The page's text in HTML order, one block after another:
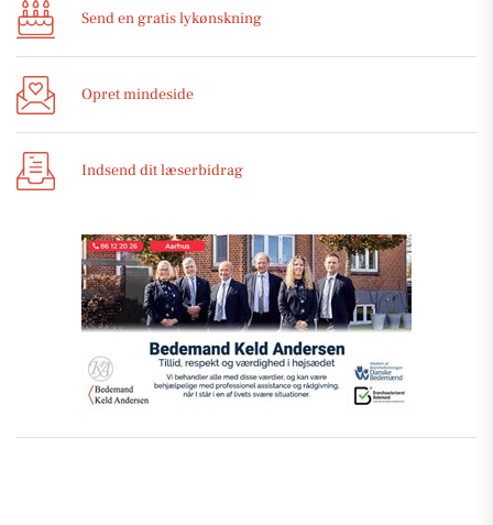
Send en gratis lykønskning
Opret mindeside
Indsend dit læserbidrag